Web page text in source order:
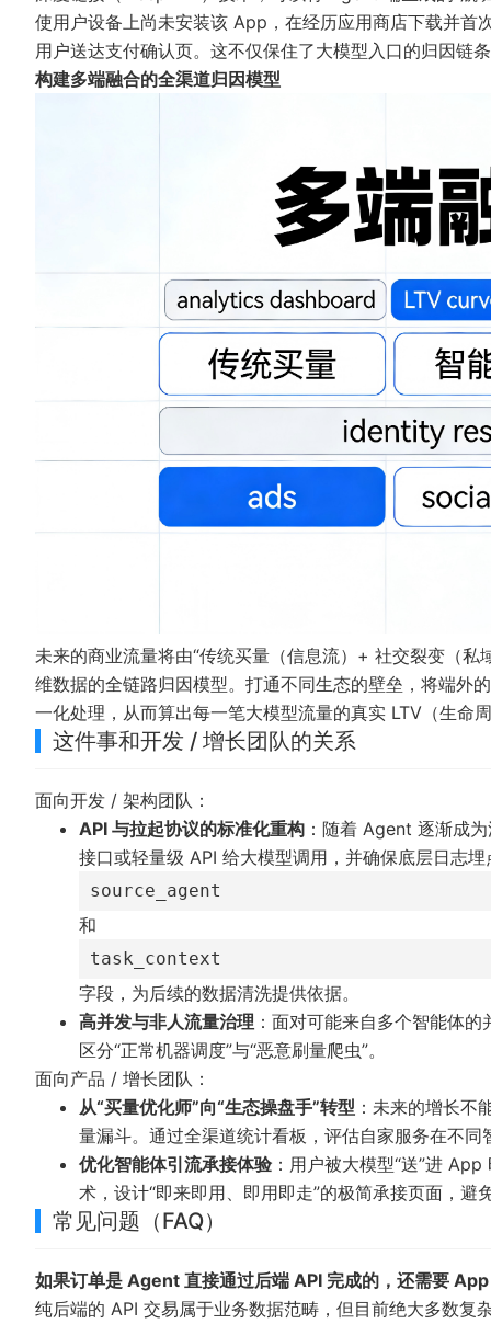
使用户设备上尚未安装该 App，在经历应用商店下载并
用户送达支付确认页。这不仅保住了大模型入口的归因链
构建多端融合的全渠道归因模型
未来的商业流量将由“传统买量（信息流）+ 社交裂变（
维数据的全链路归因模型。打通不同生态的壁垒，将端外
一化处理，从而算出每一笔大模型流量的真实 LTV（生命
这件事和开发 / 增长团队的关系
面向开发 / 架构团队：
API 与拉起协议的标准化重构 ：随着 Agent 逐渐成
接口或轻量级 API 给大模型调用，并确保底层日志埋
source_agent
和
task_context
字段，为后续的数据清洗提供依据。
高并发与非人流量治理 ：面对可能来自多个智能体
区分“正常机器调度”与“恶意刷量爬虫”。
面向产品 / 增长团队：
从“买量优化师”向“生态操盘手”转型 ：未来的增长不
量漏斗。通过全渠道统计看板，评估自家服务在不
优化智能体引流承接体验 ：用户被大模型“送”进
术，设计“即来即用、即用即走”的极简承接页面，
常见问题（FAQ）
如果订单是 Agent 直接通过后端 API 完成的，还需要
纯后端的 API 交易属于业务数据范畴，但目前绝大多数